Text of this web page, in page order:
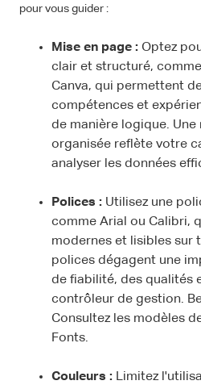
pour vous guider :
Mise en page : Optez
clair et structuré,
Canva, qui permettent
compétences et
de manière logique. Une
organisée reflète votre
analyser les données
Polices : Utilisez une
comme Arial ou Calibri,
modernes et lisibles sur
polices dégagent une
de fiabilité, des qualités
contrôleur de gestion.
Consultez les modèles
Fonts.
Couleurs : Limitez